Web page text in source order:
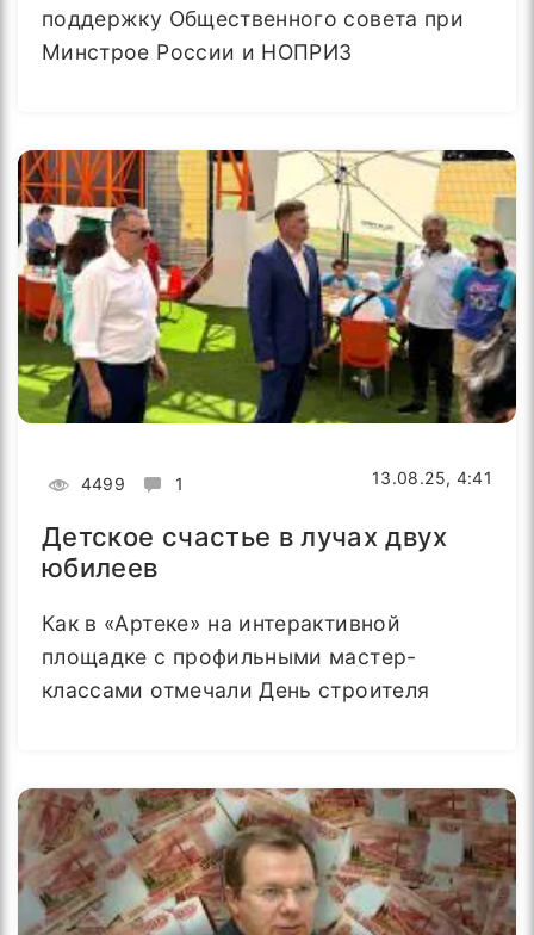
поддержку Общественного совета при
Минстрое России и НОПРИЗ
4499 1 13.08.25, 4:41
Детское счастье в лучах двух
юбилеев
Как в «Артеке» на интерактивной
площадке с профильными мастер-
классами отмечали День строителя